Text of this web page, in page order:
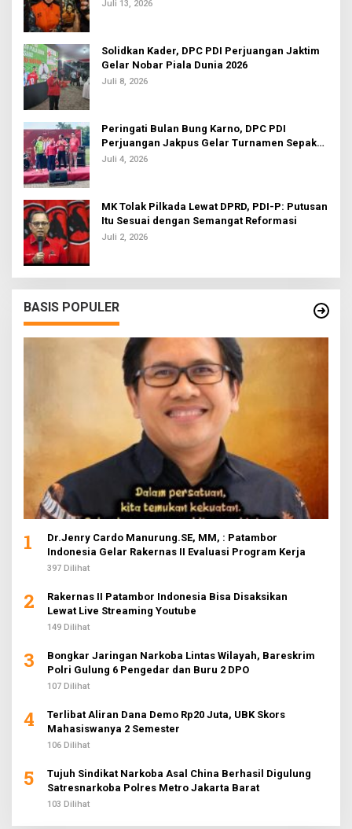
Juli 13, 2026
Solidkan Kader, DPC PDI Perjuangan Jaktim
Gelar Nobar Piala Dunia 2026
Juli 8, 2026
Peringati Bulan Bung Karno, DPC PDI
Perjuangan Jakpus Gelar Turnamen Sepak
Bola U-20
Juli 4, 2026
MK Tolak Pilkada Lewat DPRD, PDI-P: Putusan
Itu Sesuai dengan Semangat Reformasi
Juli 2, 2026
BASIS POPULER
1
Dr.Jenry Cardo Manurung.SE, MM, : Patambor
Indonesia Gelar Rakernas II Evaluasi Program Kerja
397 Dilihat
2
Rakernas II Patambor Indonesia Bisa Disaksikan
Lewat Live Streaming Youtube
149 Dilihat
3
Bongkar Jaringan Narkoba Lintas Wilayah, Bareskrim
Polri Gulung 6 Pengedar dan Buru 2 DPO
107 Dilihat
4
Terlibat Aliran Dana Demo Rp20 Juta, UBK Skors
Mahasiswanya 2 Semester
106 Dilihat
5
Tujuh Sindikat Narkoba Asal China Berhasil Digulung
Satresnarkoba Polres Metro Jakarta Barat
103 Dilihat